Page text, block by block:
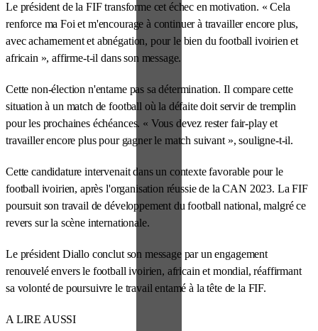
Le président de la FIF transforme cet échec en motivation. « Cela
renforce ma Foi et m'encourage à continuer à travailler encore plus,
avec acharnement et abnégation, pour le bien du football ivoirien et
africain », affirme-t-il dans son message.
Cette non-élection n'entame pas sa détermination. Il compare cette
situation à un match de football où la défaite doit servir de tremplin
pour les prochaines échéances. « Vous devez rester fair-play et
travailler encore plus pour gagner le match suivant », souligne-t-il.
Cette candidature intervenait dans un contexte favorable pour le
football ivoirien, après l'organisation réussie de la CAN 2023. La FIF
poursuit son travail de développement du football national, malgré ce
revers sur la scène internationale.
Le président Diallo conclut son message par un engagement
renouvelé envers le football ivoirien, africain et mondial, réaffirmant
sa volonté de poursuivre le travail entamé à la tête de la FIF.
A LIRE AUSSI